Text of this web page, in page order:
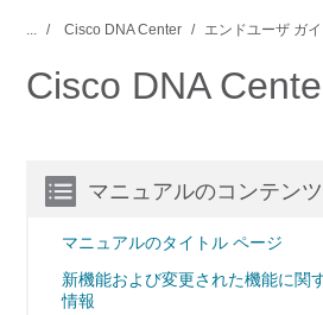
... Cisco DNA Center エンドユーザ ガ
Cisco DNA
マニュアルのコンテンツ
マニュアルのタイトル ページ
新機能および変更された機能に関
情報